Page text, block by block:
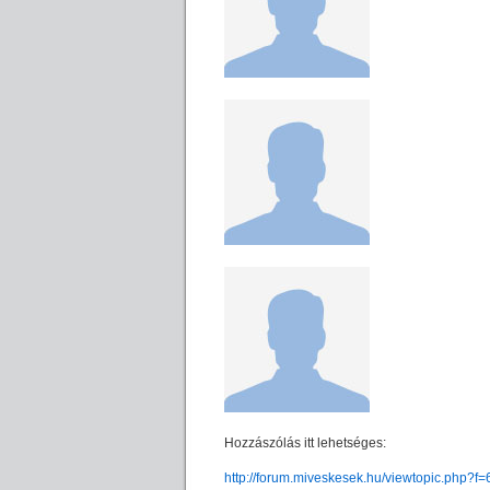
Hozzászólás itt lehetséges:
http://forum.miveskesek.hu/